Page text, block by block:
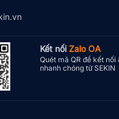
Kết nối Zalo OA
Quét mã QR để kết nối
nhanh chóng từ SEKIN